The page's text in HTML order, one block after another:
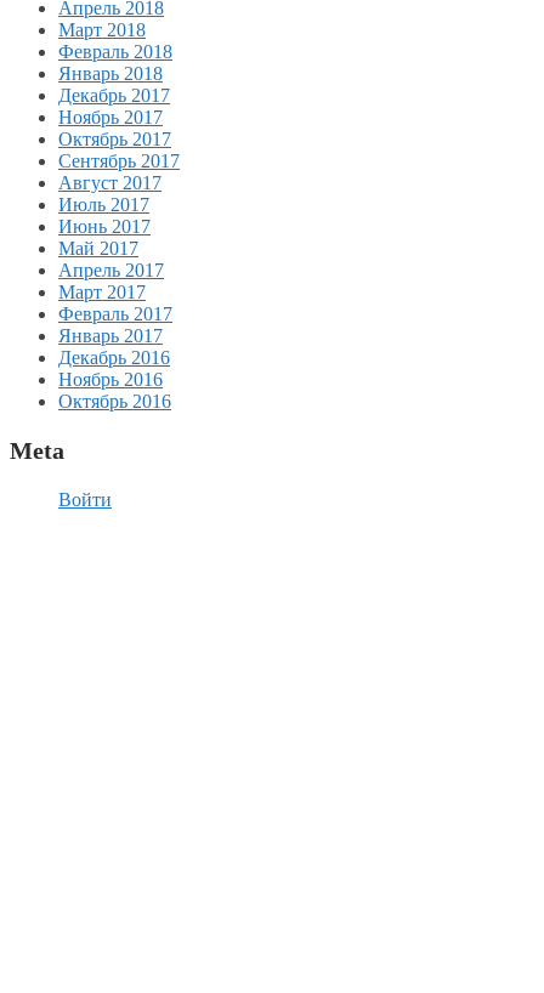
Апрель 2018
Март 2018
Февраль 2018
Январь 2018
Декабрь 2017
Ноябрь 2017
Октябрь 2017
Сентябрь 2017
Август 2017
Июль 2017
Июнь 2017
Май 2017
Апрель 2017
Март 2017
Февраль 2017
Январь 2017
Декабрь 2016
Ноябрь 2016
Октябрь 2016
Meta
Войти